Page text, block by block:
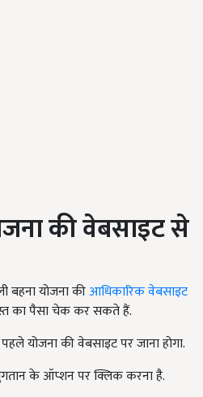
की वेबसाइट से
बहना योजना कीआधिकारिक वेबसाइट
का पैसा चेक कर सकते हैं.
योजना की वेबसाइट पर जाना होगा.
के ऑप्शन पर क्लिक करना है.